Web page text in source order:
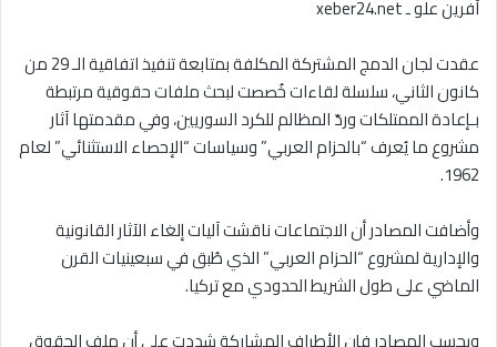
آفرين علو ـ xeber24.net
عقدت لجان الدمج المشتركة المكلفة بمتابعة تنفيذ اتفاقية الـ 29 من
كانون الثاني، سلسلة لقاءات خُصصت لبحث ملفات حقوقية مرتبطة
بـإعادة الممتلكات وردّ المظالم للكرد السوريين، وفي مقدمتها آثار
مشروع ما يُعرف “بالحزام العربي” وسياسات “الإحصاء الاستثنائي” لعام
1962.
وأضافت المصادر أن الاجتماعات ناقشت آليات إلغاء الآثار القانونية
والإدارية لمشروع “الحزام العربي” الذي طُبق في سبعينيات القرن
الماضي على طول الشريط الحدودي مع تركيا.
وبحسب المصادر فإن الأطراف المشاركة شددت على أن ملف الحقوق